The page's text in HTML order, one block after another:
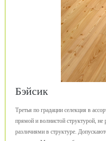
Бэйсик
Третья по градации селекция в
прямой и волнистой структурой, не
различиями в структуре.